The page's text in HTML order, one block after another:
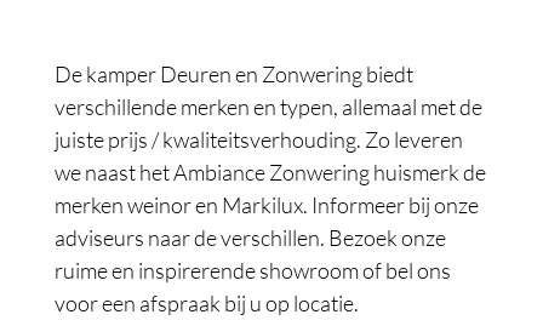
De kamper Deuren en Zonwering biedt
verschillende merken en typen, allemaal met de
juiste prijs / kwaliteitsverhouding. Zo leveren
we naast het Ambiance Zonwering huismerk de
merken weinor en Markilux. Informeer bij onze
adviseurs naar de verschillen. Bezoek onze
ruime en inspirerende showroom of bel ons
voor een afspraak bij u op locatie.